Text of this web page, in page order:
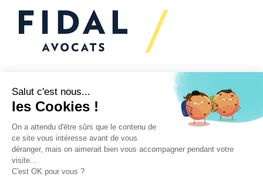
Vous souhaitez échanger
avec nous ?
Nous sommes
à votre écoute